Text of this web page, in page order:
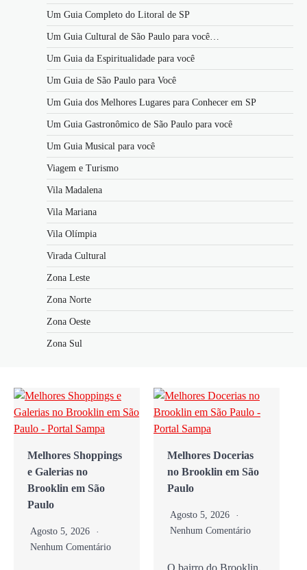
Um Guia Completo do Litoral de SP
Um Guia Cultural de São Paulo para você…
Um Guia da Espiritualidade para você
Um Guia de São Paulo para Você
Um Guia dos Melhores Lugares para Conhecer em SP
Um Guia Gastronômico de São Paulo para você
Um Guia Musical para você
Viagem e Turismo
Vila Madalena
Vila Mariana
Vila Olímpia
Virada Cultural
Zona Leste
Zona Norte
Zona Oeste
Zona Sul
Shoppings
no
em São
5, 2026
Comentário
Melhores Docerias
no Brooklin em São
Agosto 5, 2026
Nenhum Comentário